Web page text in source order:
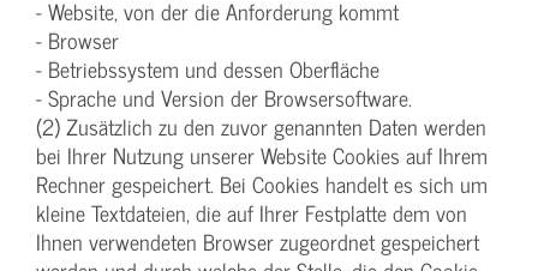
- Website, von der die Anforderung kommt
- Browser
- Betriebssystem und dessen Oberfläche
- Sprache und Version der Browsersoftware.
(2) Zusätzlich zu den zuvor genannten Daten werden
bei Ihrer Nutzung unserer Website Cookies auf Ihrem
Rechner gespeichert. Bei Cookies handelt es sich um
kleine Textdateien, die auf Ihrer Festplatte dem von
Ihnen verwendeten Browser zugeordnet gespeichert